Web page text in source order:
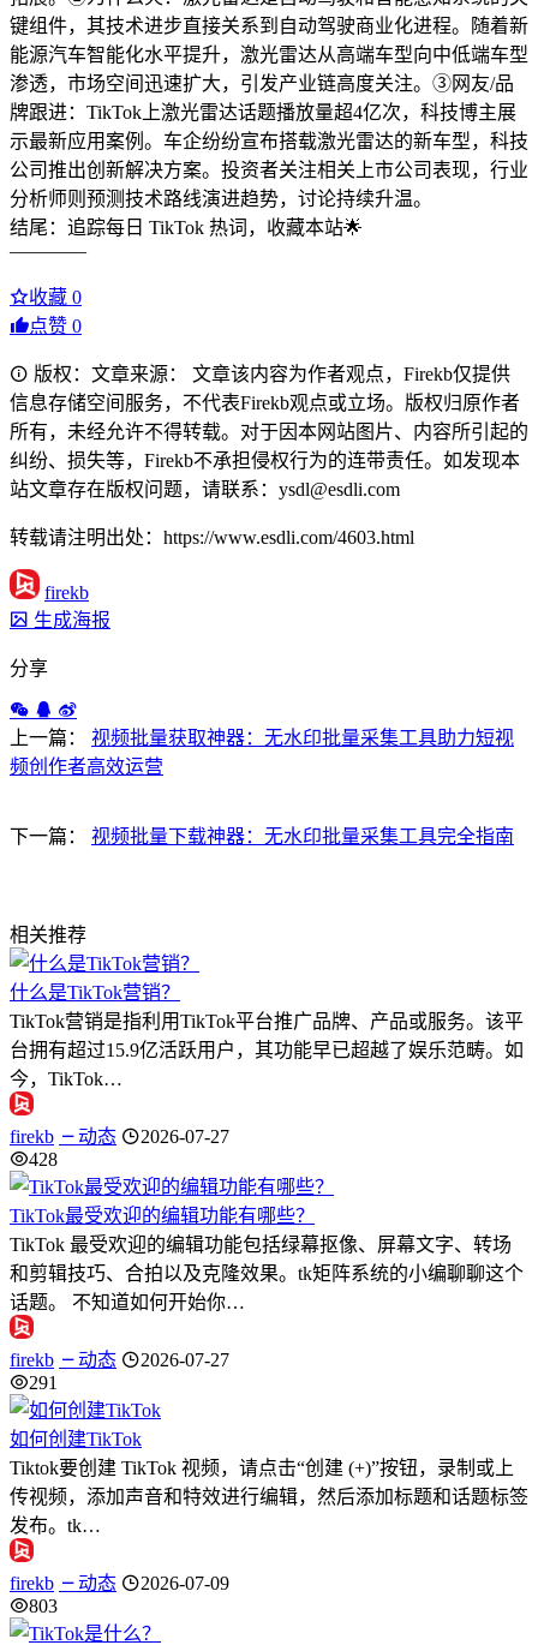
键组件，其技术进步直接关系到自动驾驶商业化进程。随着新
能源汽车智能化水平提升，激光雷达从高端车型向中低端车型
渗透，市场空间迅速扩大，引发产业链高度关注。③网友/品
牌跟进：TikTok上激光雷达话题播放量超4亿次，科技博主展
示最新应用案例。车企纷纷宣布搭载激光雷达的新车型，科技
公司推出创新解决方案。投资者关注相关上市公司表现，行业
分析师则预测技术路线演进趋势，讨论持续升温。
结尾：追踪每日 TikTok 热词，收藏本站🌟
————
收藏 0
点赞 0
版权：文章来源： 文章该内容为作者观点，Firekb仅提供
信息存储空间服务，不代表Firekb观点或立场。版权归原作者
所有，未经允许不得转载。对于因本网站图片、内容所引起的
纠纷、损失等，Firekb不承担侵权行为的连带责任。如发现本
站文章存在版权问题，请联系：ysdl@esdli.com
转载请注明出处：https://www.esdli.com/4603.html
firekb
生成海报
分享
上一篇：
视频批量获取神器：无水印批量采集工具助力短视
频创作者高效运营
下一篇： 视频批量下载神器：无水印批量采集工具完全指南
相关推荐
什么是TikTok营销？
TikTok营销是指利用TikTok平台推广品牌、产品或服务。该平
台拥有超过15.9亿活跃用户，其功能早已超越了娱乐范畴。如
今，TikTok…
firekb 动态
2026-07-27
428
TikTok最受欢迎的编辑功能有哪些？
TikTok 最受欢迎的编辑功能包括绿幕抠像、屏幕文字、转场
和剪辑技巧、合拍以及克隆效果。tk矩阵系统的小编聊聊这个
话题。 不知道如何开始你…
firekb 动态
2026-07-27
291
如何创建TikTok
Tiktok要创建 TikTok 视频，请点击“创建 (+)”按钮，录制或上
传视频，添加声音和特效进行编辑，然后添加标题和话题标签
发布。tk…
firekb 动态
2026-07-09
803